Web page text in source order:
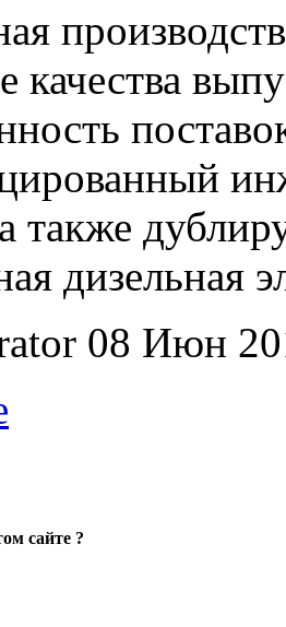
качества
также
дизельная
08 Июн
сайте ?